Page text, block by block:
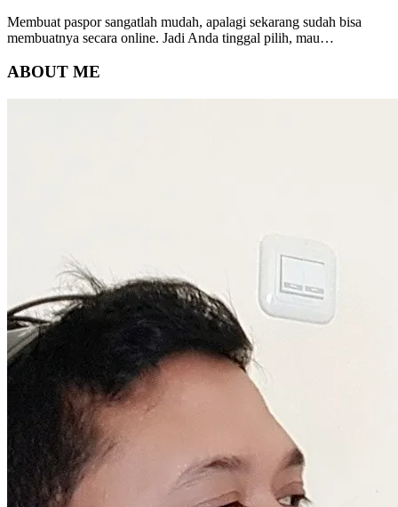
Membuat paspor sangatlah mudah, apalagi sekarang sudah bisa
membuatnya secara online. Jadi Anda tinggal pilih, mau…
ABOUT ME